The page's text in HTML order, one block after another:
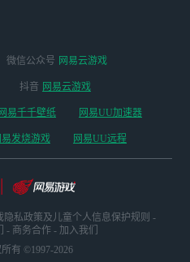
微信公众号 网易云游戏
抖音 网易云游戏
网易千千壁纸 网易UU加速器
易发烧游戏 网易UU远程
隐私政策及儿童个人信息保护规则 -
- 商务合作 - 加入我们
有 ©1997-2026